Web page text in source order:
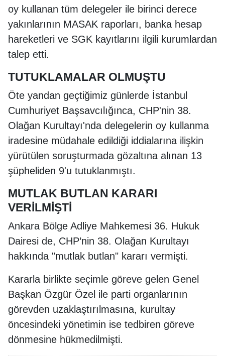
oy kullanan tüm delegeler ile birinci derece
yakınlarının MASAK raporları, banka hesap
hareketleri ve SGK kayıtlarını ilgili kurumlardan
talep etti.
TUTUKLAMALAR OLMUŞTU
Öte yandan geçtiğimiz günlerde İstanbul
Cumhuriyet Başsavcılığınca, CHP'nin 38.
Olağan Kurultayı'nda delegelerin oy kullanma
iradesine müdahale edildiği iddialarına ilişkin
yürütülen soruşturmada gözaltına alınan 13
şüpheliden 9'u tutuklanmıştı.
MUTLAK BUTLAN KARARI
VERİLMİŞTİ
Ankara Bölge Adliye Mahkemesi 36. Hukuk
Dairesi de, CHP’nin 38. Olağan Kurultayı
hakkında "mutlak butlan" kararı vermişti.
Kararla birlikte seçimle göreve gelen Genel
Başkan Özgür Özel ile parti organlarının
görevden uzaklaştırılmasına, kurultay
öncesindeki yönetimin ise tedbiren göreve
dönmesine hükmedilmişti.